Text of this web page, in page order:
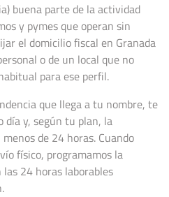
) buena parte de la actividad
y pymes que operan sin
el domicilio fiscal en Granada
o de un local que no
para ese perfil.
que llega a tu nombre, te
día y, según tu plan, la
de 24 horas. Cuando
físico, programamos la
las 24 horas laborables